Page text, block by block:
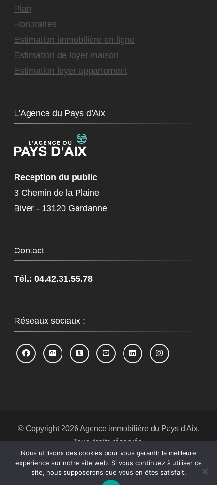
Plan
Honoraires
Estimation immobilière en ligne
Estimation de loyer maison
Estimation loyer appartement
L’Agence du Pays d’Aix
Reception du public
3 Chemin de la Plaine
Biver - 13120 Gardanne
Contact
Tél.: 04.42.31.55.78
Réseaux sociaux :
© Copyright 2026 Agence immobilière du Pays d'Aix.
Tous droits réservés.
Blossom Spa | Développé parBlossom
Themes
.Propulsé par WordPress .Politique de
confidentialité
Nous utilisons des cookies pour vous garantir la meilleure
expérience sur notre site web. Si vous continuez à utiliser ce
site, nous supposerons que vous en êtes satisfait.